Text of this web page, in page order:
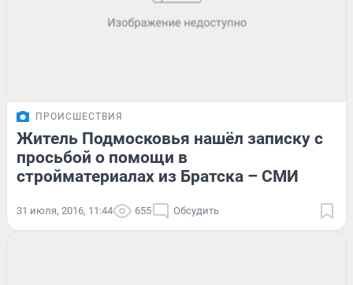
ПРОИСШЕСТВИЯ
Житель Подмосковья нашёл записку с
просьбой о помощи в
стройматериалах из Братска – СМИ
31 июля, 2016, 11:44 655 Обсудить